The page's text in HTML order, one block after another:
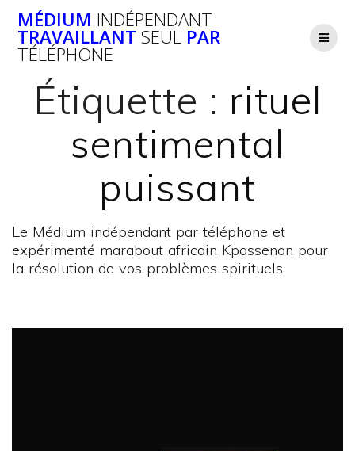
au
contenu
MÉDIUM INDÉPENDANT
TRAVAILLANT SEUL PAR
TÉLÉPHONE
Étiquette : rituel
sentimental
puissant
Le Médium indépendant par téléphone et
expérimenté marabout africain Kpassenon pour
la résolution de vos problèmes spirituels.